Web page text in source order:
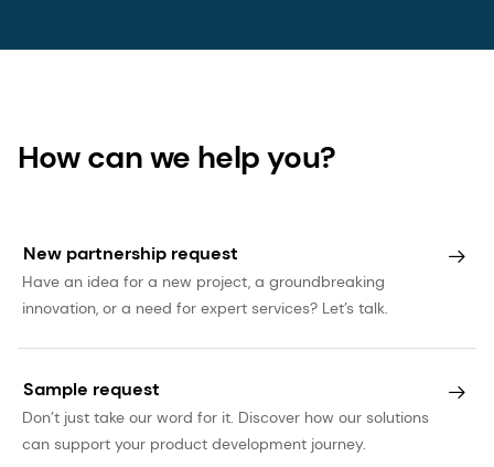
How can we help you?
New partnership request
Have an idea for a new project, a groundbreaking
innovation, or a need for expert services? Let’s talk.
Sample request
Don’t just take our word for it. Discover how our solutions
can support your product development journey.